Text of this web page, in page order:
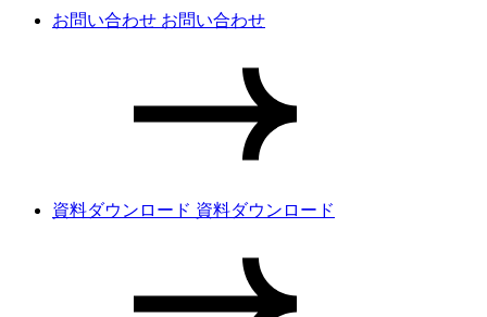
お問い合わせ お問い合わせ
資料ダウンロード 資料ダウンロード